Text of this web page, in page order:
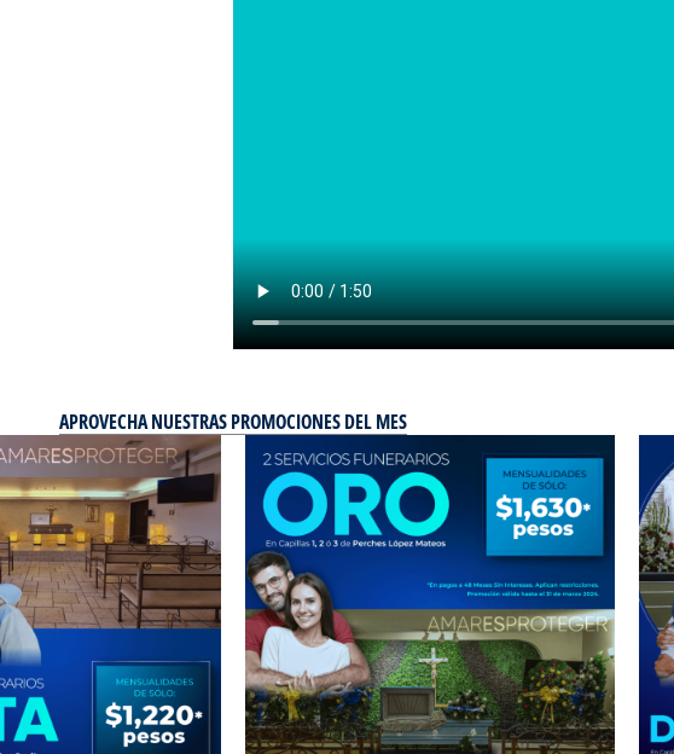
APROVECHA NUESTRAS PROMOCIONES DEL MES